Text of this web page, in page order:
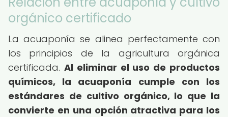
orgánico certificado
La acuaponía se alinea perfectamente con
los principios de la agricultura orgánica
certificada. Al eliminar el uso de productos
químicos, la acuaponía cumple con los
estándares de cultivo orgánico, lo que la
convierte en una opción atractiva para los